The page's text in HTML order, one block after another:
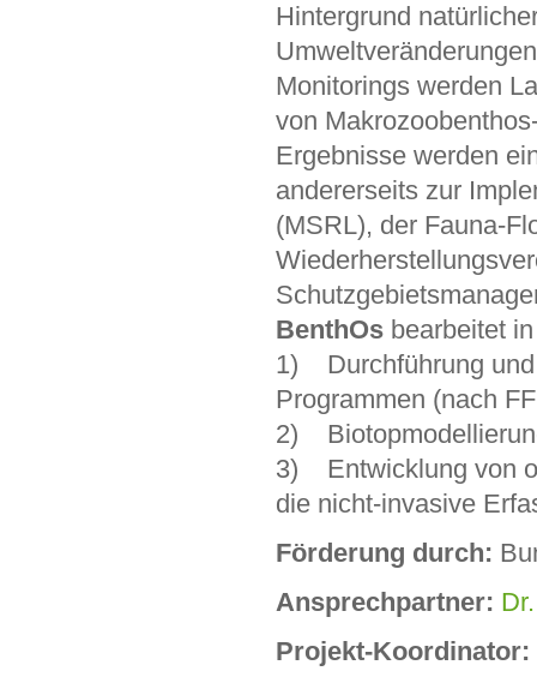
Hintergrund
Monitorings werden
von
Ergebnisse werden
andererseits zur
(MSRL), der Fauna-
BenthOs bearbeitet
1) Durchführung und
Programmen (nach
2)
3) Entwicklung von
die nicht-invasive
Förderung durch:
Ansprechpartner:
Projekt-Koordinator: